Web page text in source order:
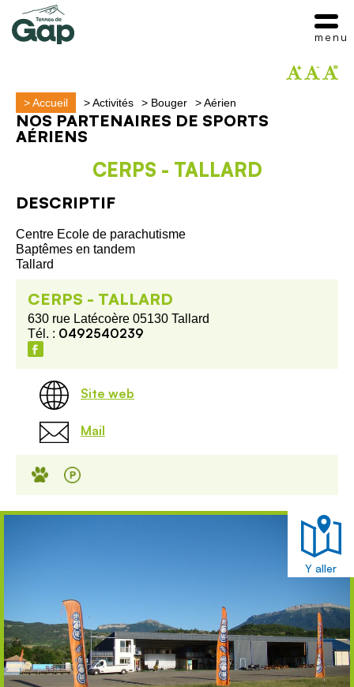
>Accueil >Activités > Bouger >Aérien
NOS PARTENAIRES DE SPORTS
AÉRIENS
CERPS - TALLARD
DESCRIPTIF
Centre Ecole de parachutisme
Baptêmes en tandem
Tallard
CERPS - TALLARD
630 rue Latécoère 05130 Tallard
Tél. : 0492540239
Site web
Mail
Y aller
menu